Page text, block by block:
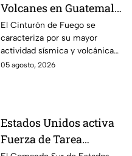
Volcanes en Guatemala
y Japón hacen
erupción
El Cinturón de Fuego se
caracteriza por su mayor
actividad sísmica y volcánica
de todo el planeta, pero ¿por
05 agosto, 2026
Estados Unidos activa
Fuerza de Tarea